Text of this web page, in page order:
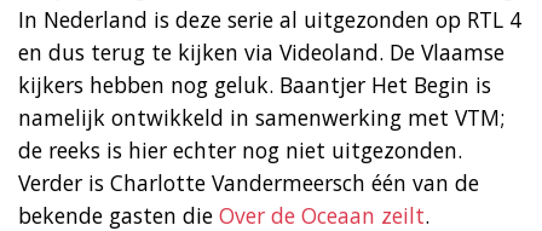
In Nederland is deze serie al uitgezonden op RTL 4
en dus terug te kijken via Videoland. De Vlaamse
kijkers hebben nog geluk. Baantjer Het Begin is
namelijk ontwikkeld in samenwerking met VTM;
de reeks is hier echter nog niet uitgezonden.
Verder is Charlotte Vandermeersch één van de
bekende gasten die Over de Oceaan zeilt.